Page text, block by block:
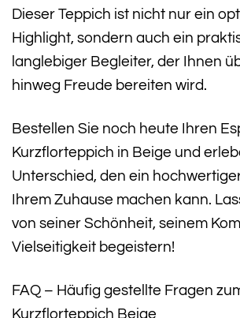
Dieser Teppich ist nicht nur ein
Highlight, sondern auch ein
langlebiger Begleiter, der Ihnen
hinweg Freude bereiten wird.
Bestellen Sie noch heute Ihren
Kurzflorteppich in Beige und
Unterschied, den ein
Ihrem Zuhause machen kann.
von seiner Schönheit, seinem
Vielseitigkeit begeistern!
FAQ – Häufig gestellte Fragen
Kurzflorteppich Beige